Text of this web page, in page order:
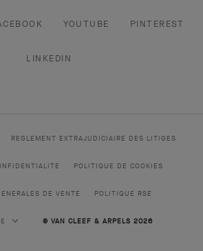
YOUTUBE PINTEREST
LINKEDIN
REGLEMENT EXTRAJUDICIAIRE DES LITIGES
POLITIQUE DE COOKIES
DE VENTE POLITIQUE RSE
© VAN CLEEF & ARPELS 2026